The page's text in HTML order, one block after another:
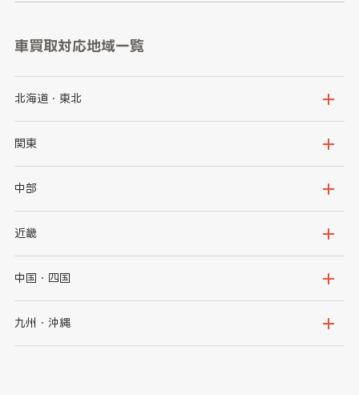
車買取対応地域一覧
北海道・東北
北海道
岩手県
秋田県
関東
茨城県
群馬県
千葉県
神奈川県
中部
新潟県
石川県
山梨県
近畿
大阪府
京都府
中国・四国
鳥取県
九州・沖縄